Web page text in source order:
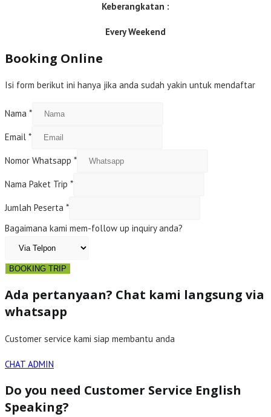
Keberangkatan :
Every Weekend
Booking Online
Isi form berikut ini hanya jika anda sudah yakin untuk mendaftar
Nama *
Email *
Nomor Whatsapp *
Nama Paket Trip *
Jumlah Peserta *
Bagaimana kami mem-follow up inquiry anda?
BOOKING TRIP
Ada pertanyaan? Chat kami langsung via
whatsapp
Customer service kami siap membantu anda
CHAT ADMIN
Do you need Customer Service English
Speaking?